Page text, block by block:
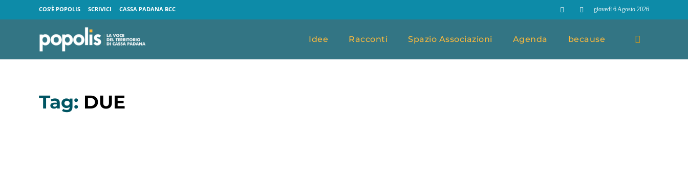
COS’È POPOLIS SCRIVICI CASSA PADANA BCC giovedì 6 Agosto 2026
Idee Racconti Spazio Associazioni Agenda because
Tag: DUE